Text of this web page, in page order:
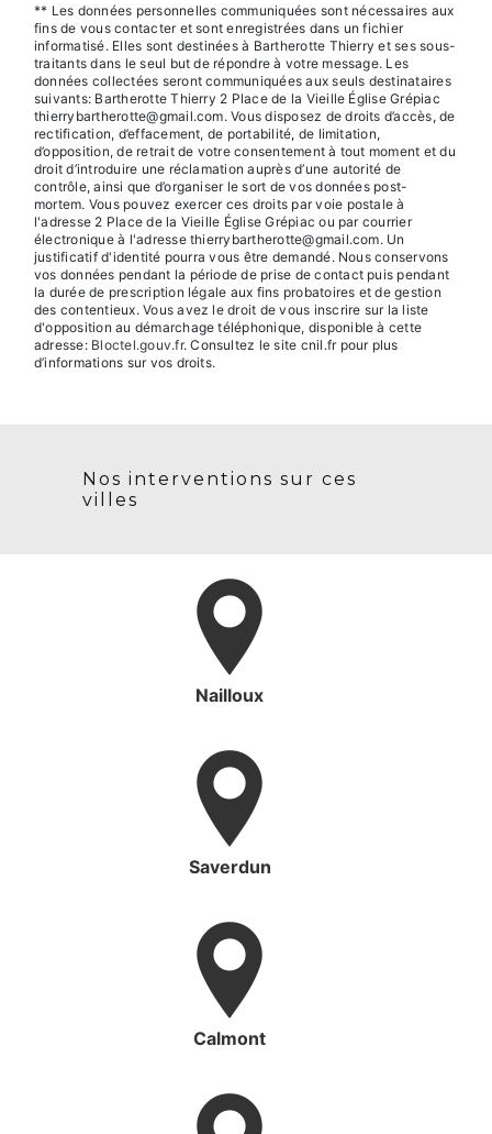
** Les données personnelles communiquées sont nécessaires aux
fins de vous contacter et sont enregistrées dans un fichier
informatisé. Elles sont destinées à Bartherotte Thierry et ses sous-
traitants dans le seul but de répondre à votre message. Les
données collectées seront communiquées aux seuls destinataires
suivants: Bartherotte Thierry 2 Place de la Vieille Église Grépiac
thierrybartherotte@gmail.com. Vous disposez de droits d’accès, de
rectification, d’effacement, de portabilité, de limitation,
d’opposition, de retrait de votre consentement à tout moment et du
droit d’introduire une réclamation auprès d’une autorité de
contrôle, ainsi que d’organiser le sort de vos données post-
mortem. Vous pouvez exercer ces droits par voie postale à
l'adresse 2 Place de la Vieille Église Grépiac ou par courrier
électronique à l'adresse thierrybartherotte@gmail.com. Un
justificatif d'identité pourra vous être demandé. Nous conservons
vos données pendant la période de prise de contact puis pendant
la durée de prescription légale aux fins probatoires et de gestion
des contentieux. Vous avez le droit de vous inscrire sur la liste
d'opposition au démarchage téléphonique, disponible à cette
adresse: Bloctel.gouv.fr. Consultez le site cnil.fr pour plus
d’informations sur vos droits.
Nos interventions sur ces
villes
Nailloux
Saverdun
Calmont